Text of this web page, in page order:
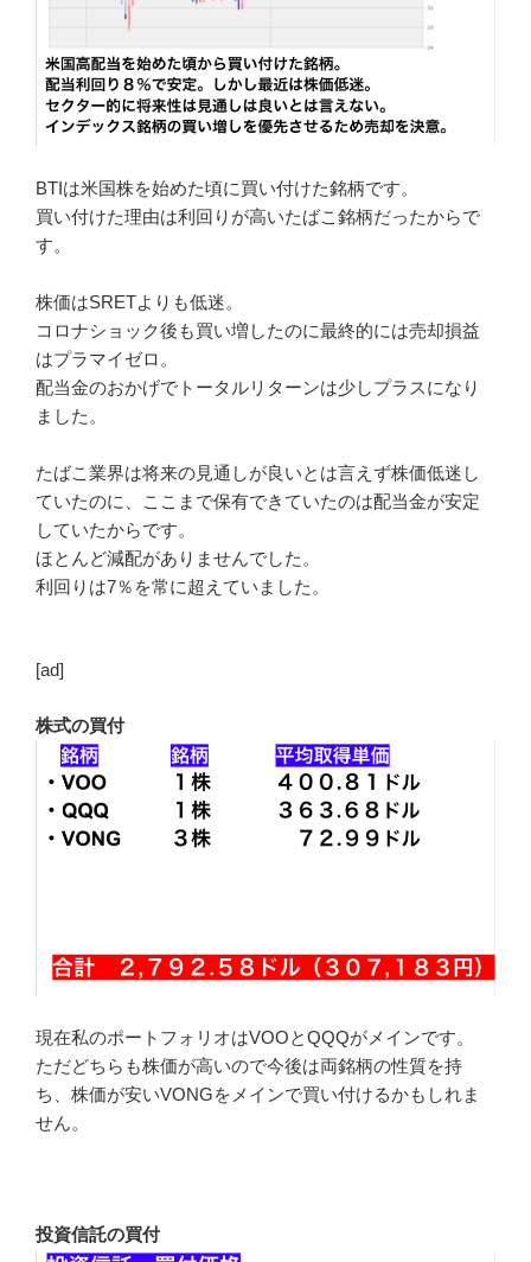
BTIは米国株を始めた頃に買い付けた銘柄です。
買い付けた理由は利回りが高いたばこ銘柄だったからで
す。
株価はSRETよりも低迷。
コロナショック後も買い増したのに最終的には売却損益
はプラマイゼロ。
配当金のおかげでトータルリターンは少しプラスになり
ました。
たばこ業界は将来の見通しが良いとは言えず株価低迷し
ていたのに、ここまで保有できていたのは配当金が安定
していたからです。
ほとんど減配がありませんでした。
利回りは7％を常に超えていました。
[ad]
株式の買付
現在私のポートフォリオはVOOとQQQがメインです。
ただどちらも株価が高いので今後は両銘柄の性質を持
ち、株価が安いVONGをメインで買い付けるかもしれま
せん。
投資信託の買付